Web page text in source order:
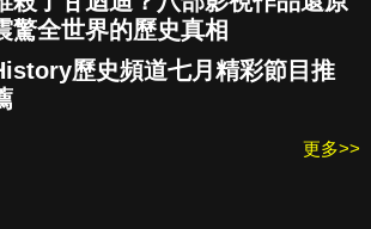
驚全世界的歷史真相
歷史頻道七月精彩節目推
更多>>